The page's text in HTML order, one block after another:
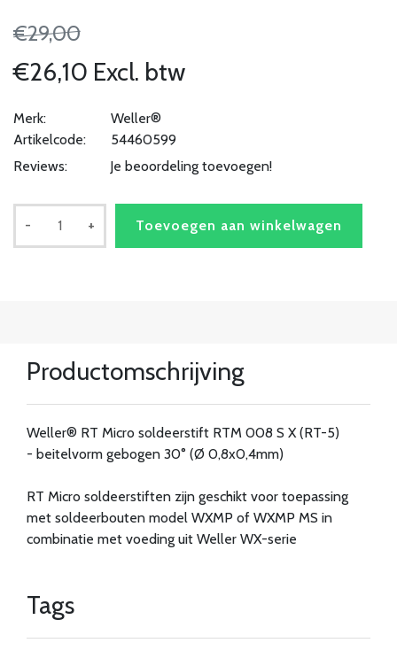
€29,00
€26,10 Excl. btw
Merk:
Weller®
Artikelcode:
54460599
Reviews:
Je beoordeling toevoegen!
- + Toevoegen aan winkelwagen
Productomschrijving
Weller® RT Micro soldeerstift RTM 008 S X (RT-5)
- beitelvorm gebogen 30° (Ø 0,8x0,4mm)
RT Micro soldeerstiften zijn geschikt voor toepassing
met soldeerbouten model WXMP of WXMP MS in
combinatie met voeding uit Weller WX-serie
Tags